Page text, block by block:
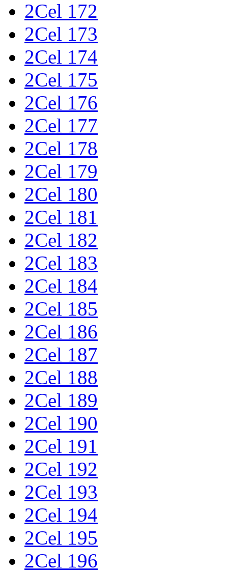
2Cel 172
2Cel 173
2Cel 174
2Cel 175
2Cel 176
2Cel 177
2Cel 178
2Cel 179
2Cel 180
2Cel 181
2Cel 182
2Cel 183
2Cel 184
2Cel 185
2Cel 186
2Cel 187
2Cel 188
2Cel 189
2Cel 190
2Cel 191
2Cel 192
2Cel 193
2Cel 194
2Cel 195
2Cel 196